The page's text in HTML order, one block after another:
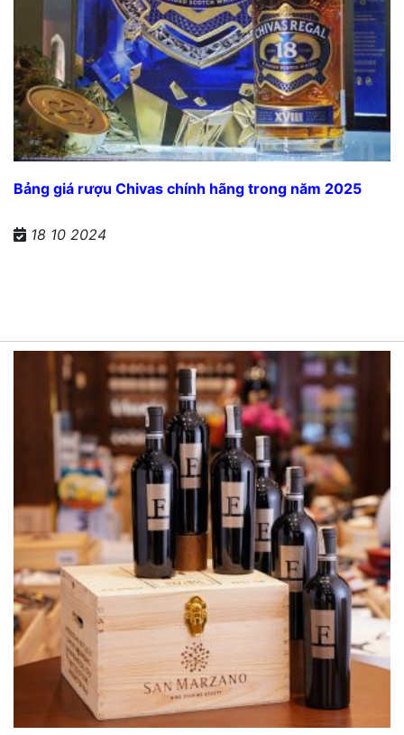
Bảng giá rượu Chivas chính hãng trong năm 2025
18 10 2024